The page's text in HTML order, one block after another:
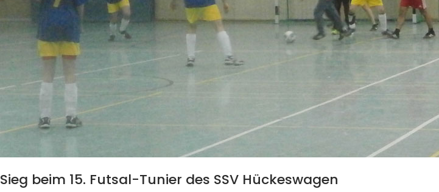
Sieg beim 15. Futsal-Tunier des SSV Hückeswagen